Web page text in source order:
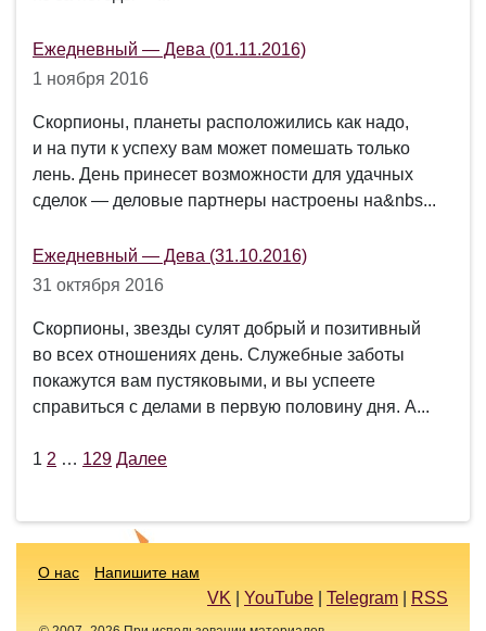
Ежедневный — Дева (01.11.2016)
1 ноября 2016
Скорпионы, планеты расположились как надо,
и на пути к успеху вам может помешать только
лень. День принесет возможности для удачных
сделок — деловые партнеры настроены на&nbs...
Ежедневный — Дева (31.10.2016)
31 октября 2016
Скорпионы, звезды сулят добрый и позитивный
во всех отношениях день. Служебные заботы
покажутся вам пустяковыми, и вы успеете
справиться с делами в первую половину дня. А...
Пагинация
1 2 … 129 Далее
О нас Напишите нам
VK YouTube Telegram RSS